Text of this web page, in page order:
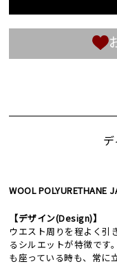
WOOL POLYURETHANE
【デザイン(Design)】
ウエスト周りを程よく引
るシルエットが特徴です
も座っている時も、常に